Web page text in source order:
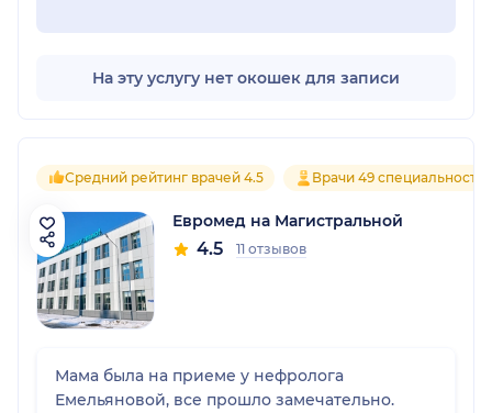
На эту услугу нет окошек для записи
Средний рейтинг врачей 4.5 Врачи 49
Евромед на Магистральной
4.5 11 отзывов
Мама была на приеме у нефролога
Емельяновой, все прошло замечательно.